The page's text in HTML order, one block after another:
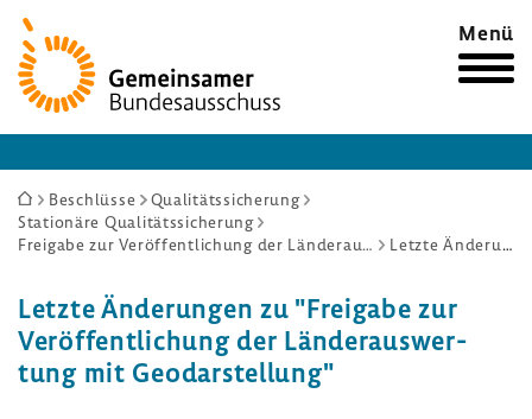
Zur
Startseite
Menü
Sie
sind
hier:
Beschlüsse
Qualitätssicherung
Stationäre Qualitätssicherung
Freigabe zur Veröffentlichung der Länderauswertung mit Geodarstellung
Letzte Änderungen
Letzte Ände­rungen zu "Frei­gabe zur
Veröf­fent­li­chung der Länder­aus­wer­
tung mit Geodar­stel­lung"